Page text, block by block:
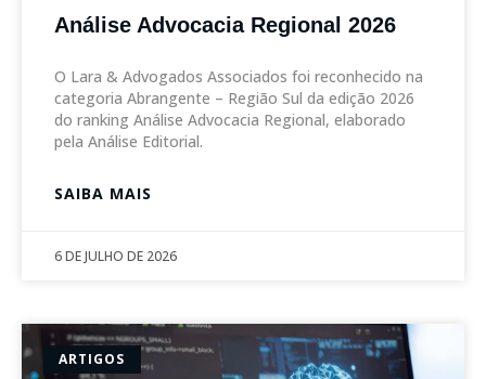
Análise Advocacia Regional 2026
O Lara & Advogados Associados foi reconhecido na
categoria Abrangente – Região Sul da edição 2026
do ranking Análise Advocacia Regional, elaborado
pela Análise Editorial.
SAIBA MAIS
6 DE JULHO DE 2026
ARTIGOS